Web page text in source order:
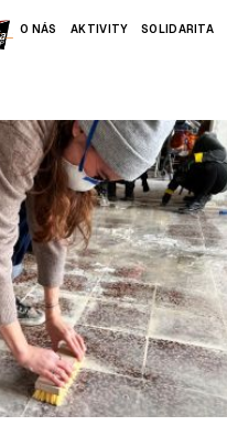
O NÁS AKTIVITY SOLIDARITA